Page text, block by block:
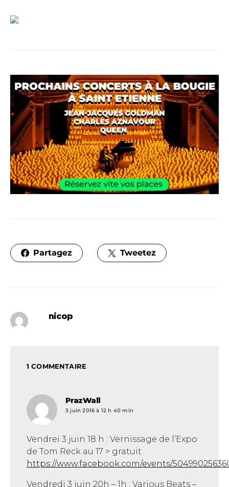
Partagez Tweetez
nicop
1 COMMENTAIRE
PrazWall
3 juin 2016 à 12 h 40 min
Vendrei 3 juin 18 h : Vernissage de l’Expo
de Tom Reck au 17 > gratuit
https://www.facebook.com/events/
Vendredi 3 juin 20h – 1h : Various Beats –